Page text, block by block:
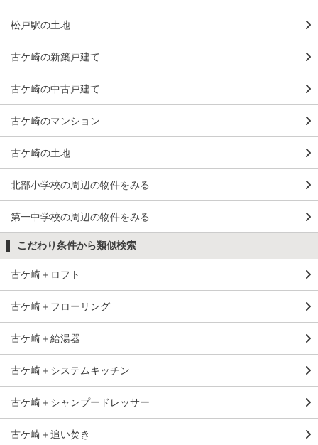
松戸駅の土地
古ケ崎の新築戸建て
古ケ崎の中古戸建て
古ケ崎のマンション
古ケ崎の土地
北部小学校の周辺の物件をみる
第一中学校の周辺の物件をみる
こだわり条件から類似検索
古ケ崎＋ロフト
古ケ崎＋フローリング
古ケ崎＋給湯器
古ケ崎＋システムキッチン
古ケ崎＋シャンプードレッサー
古ケ崎＋追い焚き